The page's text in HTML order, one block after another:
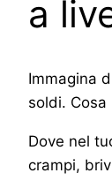
a
Immagina
soldi. Cosa
Dove nel
crampi,